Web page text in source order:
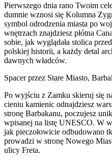
Pierwszego dnia rano Twoim
dumnie wznosi się Kolumna
symbol odrodzenia miasta po
wnętrzach znajdziesz płótna
sobie, jak wyglądała stolica
polskiej historii, a każdy detal
dawnych władców.
Spacer przez Stare Miasto,
Po wyjściu z Zamku skieruj się
cieniu kamienic odnajdziesz
stronę Barbakanu, poczujesz
wpisanej na listę UNESCO. W
jak pieczołowicie odbudowano
prowadzi w stronę Nowego
ulicy Freta.